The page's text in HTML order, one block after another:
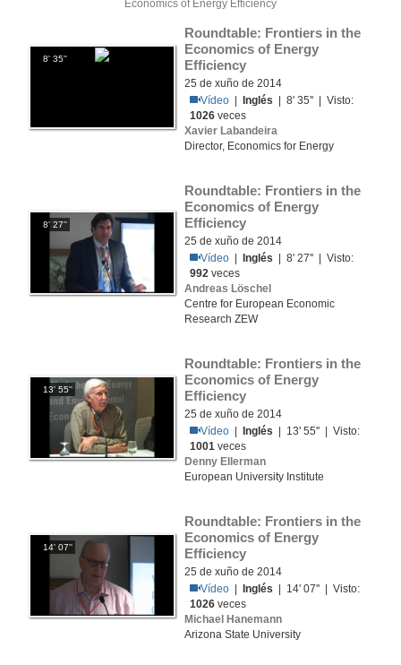
Economics of Energy Efficiency
8' 35''
Roundtable: Frontiers in the
Economics of Energy
Efficiency
25 de xuño de 2014
Vídeo
Inglés | 8' 35'' | Visto:
1026 veces
Xavier Labandeira
Director, Economics for Energy
8' 27''
Roundtable: Frontiers in the
Economics of Energy
Efficiency
25 de xuño de 2014
Vídeo
Inglés | 8' 27'' | Visto:
992 veces
Andreas Löschel
Centre for European Economic
Research ZEW
13' 55''
Roundtable: Frontiers in the
Economics of Energy
Efficiency
25 de xuño de 2014
Vídeo
Inglés | 13' 55'' | Visto:
1001 veces
Denny Ellerman
European University Institute
14' 07''
Roundtable: Frontiers in the
Economics of Energy
Efficiency
25 de xuño de 2014
Vídeo
Inglés | 14' 07'' | Visto:
1026 veces
Michael Hanemann
Arizona State University